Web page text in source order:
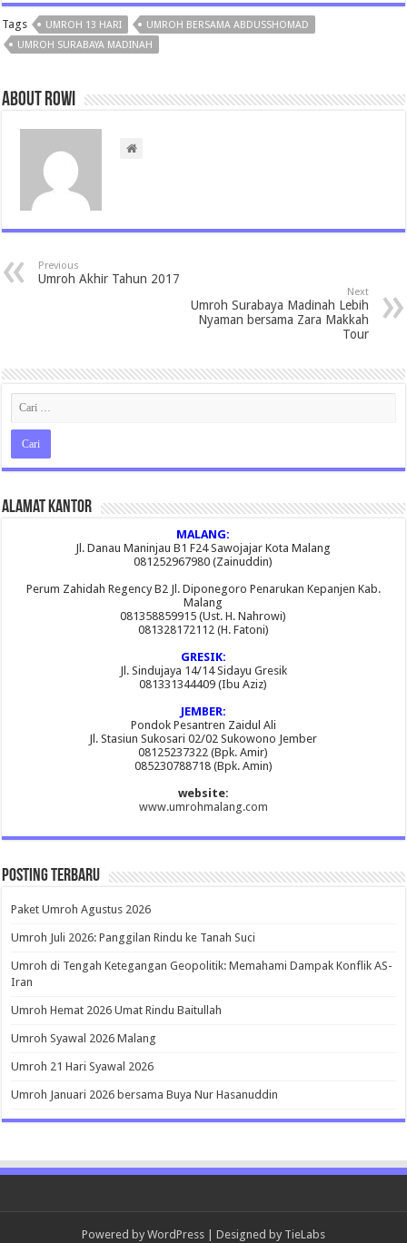
Tags UMROH 13 HARI
UMROH BERSAMA ABDUSSHOMAD
UMROH SURABAYA MADINAH
About rowi
Previous
Umroh Akhir Tahun 2017
Next
Umroh Surabaya Madinah Lebih
Nyaman bersama Zara Makkah
Tour
Alamat Kantor
MALANG:
Jl. Danau Maninjau B1 F24 Sawojajar Kota Malang
081252967980 (Zainuddin)
Perum Zahidah Regency B2 Jl. Diponegoro Penarukan Kepanjen Kab.
Malang
081358859915 (Ust. H. Nahrowi)
081328172112 (H. Fatoni)
GRESIK:
Jl. Sindujaya 14/14 Sidayu Gresik
081331344409 (Ibu Aziz)
JEMBER:
Pondok Pesantren Zaidul Ali
Jl. Stasiun Sukosari 02/02 Sukowono Jember
08125237322 (Bpk. Amir)
085230788718 (Bpk. Amin)
website:
www.umrohmalang.com
Posting Terbaru
Paket Umroh Agustus 2026
Umroh Juli 2026: Panggilan Rindu ke Tanah Suci
Umroh di Tengah Ketegangan Geopolitik: Memahami Dampak Konflik AS-
Iran
Umroh Hemat 2026 Umat Rindu Baitullah
Umroh Syawal 2026 Malang
Umroh 21 Hari Syawal 2026
Umroh Januari 2026 bersama Buya Nur Hasanuddin
Powered by WordPress | Designed by TieLabs